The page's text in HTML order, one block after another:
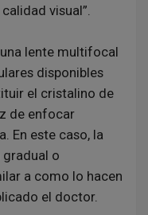
visual”.
lente multifocal
disponibles
el cristalino de
de enfocar
En este caso, la
o
a como lo hacen
el doctor.